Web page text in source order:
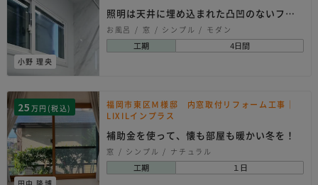
小野 理央
照明は天井に埋め込まれた凸凹のないフラ
ットライン照明
お風呂 窓 シンプル モダン
工期 4日間
25 万円(税込)
福岡市東区Ｍ様邸 内窓取付リフォーム工事｜
LIXILインプラス
補助金を使って、懐も部屋も暖かい冬を！
窓 シンプル ナチュラル
工期 １日